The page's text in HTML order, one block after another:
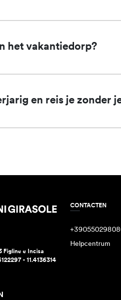
het vakantiedorp?
en reis je zonder
Figline e Incisa
- 11.4136314
CONTACTEN
Helpcentrum